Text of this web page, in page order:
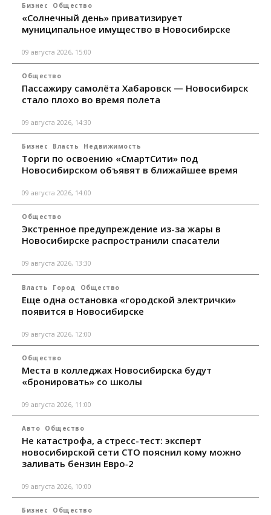
Бизнес Общество
«Солнечный день» приватизирует
муниципальное имущество в Новосибирске
09 августа 2026, 15:00
Общество
Пассажиру самолёта Хабаровск — Новосибирск
стало плохо во время полета
09 августа 2026, 14:30
Бизнес Власть Недвижимость
Торги по освоению «СмартСити» под
Новосибирском объявят в ближайшее время
09 августа 2026, 14:00
Общество
Экстренное предупреждение из-за жары в
Новосибирске распространили спасатели
09 августа 2026, 13:30
Власть Город Общество
Еще одна остановка «городской электрички»
появится в Новосибирске
09 августа 2026, 12:00
Общество
Места в колледжах Новосибирска будут
«бронировать» со школы
09 августа 2026, 11:00
Авто Общество
Не катастрофа, а стресс-тест: эксперт
новосибирской сети СТО пояснил кому можно
заливать бензин Евро‑2
09 августа 2026, 10:00
Бизнес Общество